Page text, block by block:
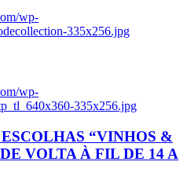
wp-
335x256.jpg
wp-
335x256.jpg
“VINHOS &
VOLTA À FIL DE 14 A